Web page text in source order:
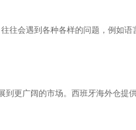
往会遇到各种各样的问题，例如
更广阔的市场。西班牙海外仓